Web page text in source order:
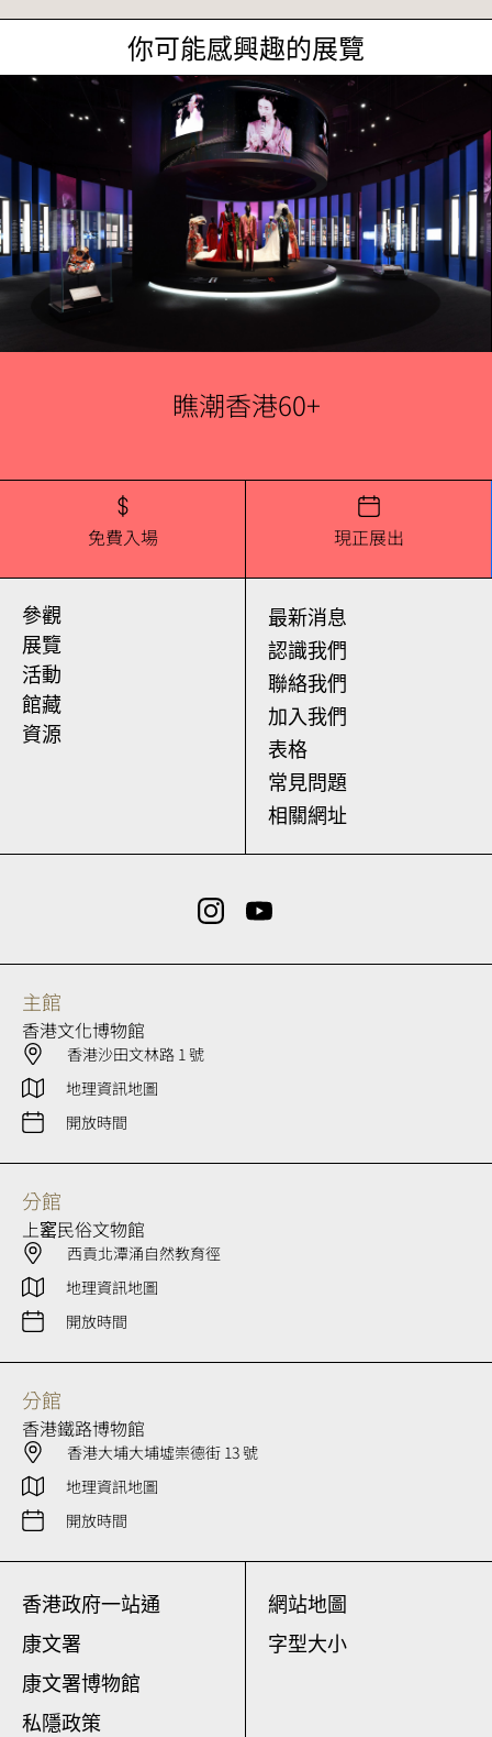
你可能感興趣的展覽
瞧潮香港60+
免費入場 現正展出
參觀
展覽
活動
館藏
資源
最新消息
認識我們
聯絡我們
加入我們
表格
常見問題
相關網址
主館
香港文化博物館
香港沙田文林路 1 號
地理資訊地圖
開放時間
分館
上窰民俗文物館
西貢北潭涌自然教育徑
地理資訊地圖
開放時間
分館
香港鐵路博物館
香港大埔大埔墟崇德街 13 號
地理資訊地圖
開放時間
香港政府一站通
康文署
康文署博物館
私隱政策
網站地圖
字型大小